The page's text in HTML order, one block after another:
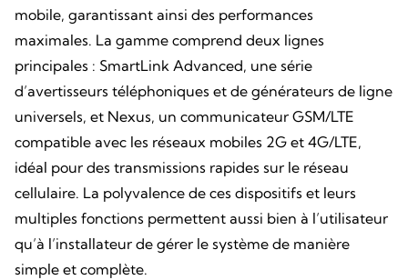
mobile, garantissant ainsi des performances
maximales. La gamme comprend deux lignes
principales : SmartLink Advanced, une série
d’avertisseurs téléphoniques et de générateurs de ligne
universels, et Nexus, un communicateur GSM/LTE
compatible avec les réseaux mobiles 2G et 4G/LTE,
idéal pour des transmissions rapides sur le réseau
cellulaire. La polyvalence de ces dispositifs et leurs
multiples fonctions permettent aussi bien à l’utilisateur
qu’à l’installateur de gérer le système de manière
simple et complète.